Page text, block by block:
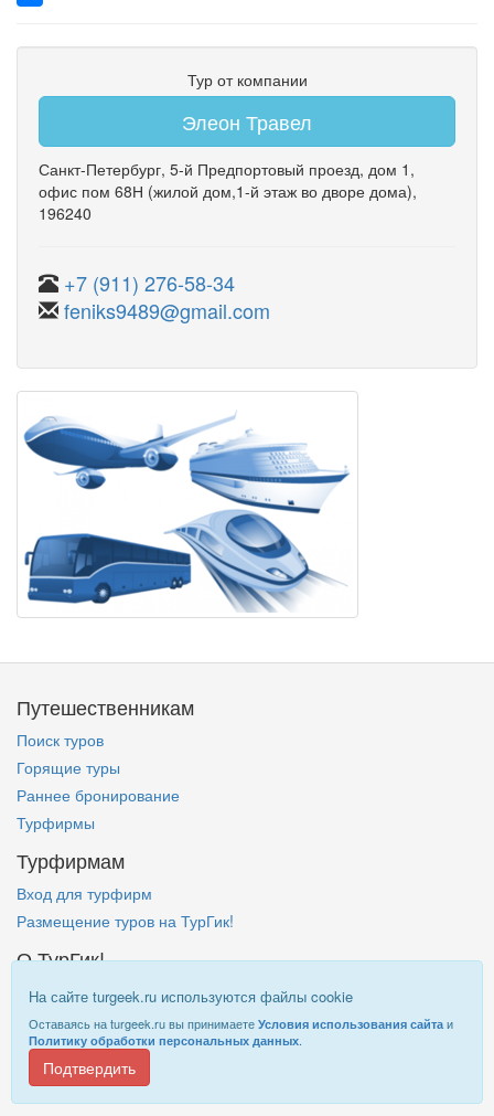
Тур от компании
Элеон Травел
Санкт-Петербург, 5-й Предпортовый проезд, дом 1 ,
офис пом 68Н (жилой дом,1-й этаж во дворе дома),
196240
+7 (911) 276-58-34
feniks9489@gmail.com
На сайте turgeek.ru используются файлы cookie
Оставаясь на turgeek.ru вы принимаете Условия использования сайта и
Политику обработки персональных данных.
Подтвердить
Путешественникам
Поиск туров
Горящие туры
Раннее бронирование
Турфирмы
Турфирмам
Вход для турфирм
Размещение туров на ТурГик!
О ТурГик!
Кто такой ТурГик?
Правовая информация
Информация наTurGeek.ru